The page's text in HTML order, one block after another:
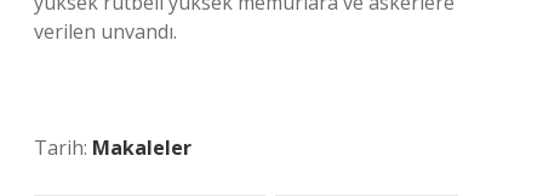
verilen unvandı.
Tarih: Makaleler